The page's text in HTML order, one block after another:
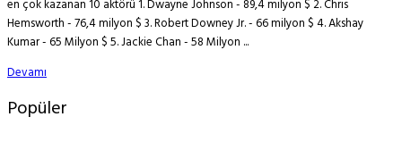
en çok kazanan 10 aktörü 1. Dwayne Johnson - 89,4 milyon $ 2. Chris
Hemsworth - 76,4 milyon $ 3. Robert Downey Jr. - 66 milyon $ 4. Akshay
Kumar - 65 Milyon $ 5. Jackie Chan - 58 Milyon ...
Devamı
Popüler